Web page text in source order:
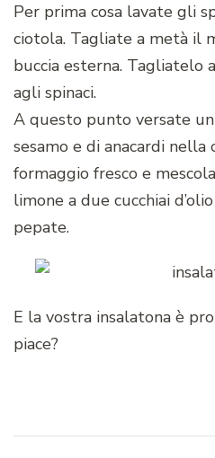
Per prima cosa lavate gli
ciotola. Tagliate a metà il
buccia esterna.
agli spinaci.
A questo punto versate
sesamo e di anacardi
formaggio fresco e
limone a due cucchiai
pepate.
E la vostra insalatona è
piace?